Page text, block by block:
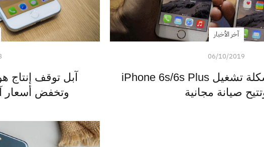
آخر الأخبار
06/10/2019
آبل تعترف بمشكلة تشغيل iPhone 6s/6s Plus
صيانة مجانية
وتخفض أسعار آيفون 7 و